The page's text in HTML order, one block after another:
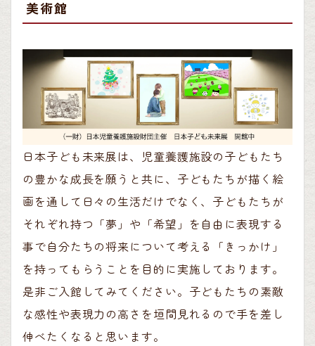
美術館
日本子ども未来展は、児童養護施設の子どもたち
の豊かな成長を願うと共に、子どもたちが描く絵
画を通して日々の生活だけでなく、子どもたちが
それぞれ持つ「夢」や「希望」を自由に表現する
事で自分たちの将来について考える「きっかけ」
を持ってもらうことを目的に実施しております。
是非ご入館してみてください。子どもたちの素敵
な感性や表現力の高さを垣間見れるので手を差し
伸べたくなると思います。